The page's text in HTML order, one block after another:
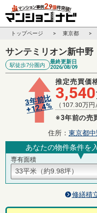
トップページ 東京都
サンテミリオン新中野
駅徒歩7分圏内
最終更新日
2026/08/09
3年前比
+12.4%
推定売買価
3,540
（ 107.30万円
※3年前の売
住所： 東京都
あなたの物件条件を
専有面積
修繕積